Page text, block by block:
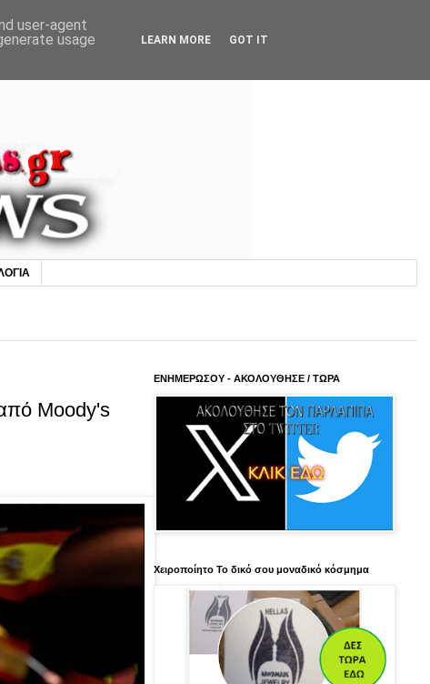
Moody's
ΕΝΗΜΕΡΩΣΟΥ - ΑΚΟΛΟΥΘΗΣΕ / ΤΩΡΑ
Χειροποίητο Το δικό σου μοναδικό κόσμημα
user-agent
usage
LEARN MORE GOT IT